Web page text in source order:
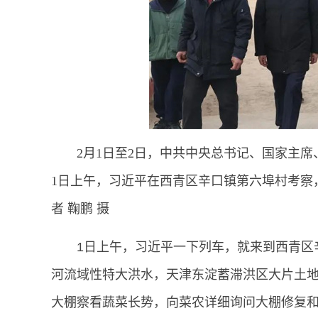
2月1日至2日，中共中央总书记、国家主
1日上午，习近平在西青区辛口镇第六埠村考
者 鞠鹏 摄
1日上午，习近平一下列车，就来到西青
河流域性特大洪水，天津东淀蓄滞洪区大片土
大棚察看蔬菜长势，向菜农详细询问大棚修复